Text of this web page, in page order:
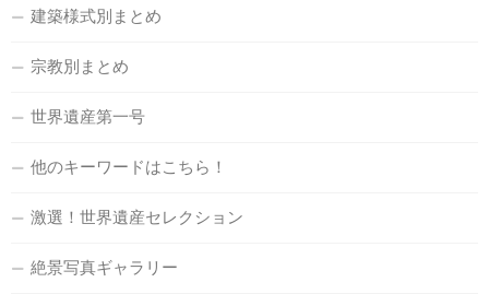
建築様式別まとめ
宗教別まとめ
世界遺産第一号
他のキーワードはこちら！
激選！世界遺産セレクション
絶景写真ギャラリー